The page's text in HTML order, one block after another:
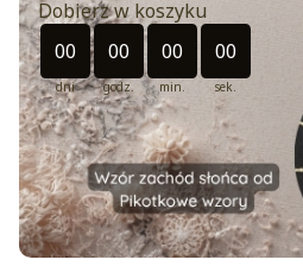
Dobierz w koszyku
Odliczanie czasu do: 2026-08-
00
dni
00
godz.
00
min.
00
sek.